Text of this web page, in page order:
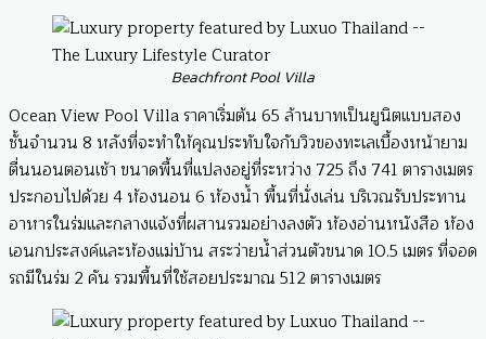
Beachfront Pool Villa
Ocean View Pool Villa ราคาเริ่มต้น 65 ล้านบาทเป็นยูนิตแบบสอง
ชั้นจำนวน 8 หลังที่จะทำให้คุณประทับใจกับวิวของทะเลเบื้องหน้ายาม
ตื่นนอนตอนเช้า ขนาดพื้นที่แปลงอยู่ที่ระหว่าง 725 ถึง 741 ตารางเมตร
ประกอบไปด้วย 4 ห้องนอน 6 ห้องน้ำ พื้นที่นั่งเล่น บริเวณรับประทาน
อาหารในร่มและกลางแจ้งที่ผสานรวมอย่างลงตัว ห้องอ่านหนังสือ ห้อง
เอนกประสงค์และห้องแม่บ้าน สระว่ายน้ำส่วนตัวขนาด 10.5 เมตร ที่จอด
รถมีในร่ม 2 คัน รวมพื้นที่ใช้สอยประมาณ 512 ตารางเมตร